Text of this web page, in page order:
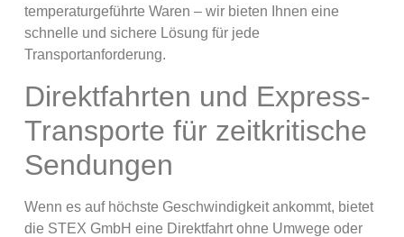
temperaturgeführte Waren – wir bieten Ihnen eine
schnelle und sichere Lösung für jede
Transportanforderung.
Direktfahrten und Express-
Transporte für zeitkritische
Sendungen
Wenn es auf höchste Geschwindigkeit ankommt, bietet
die STEX GmbH eine Direktfahrt ohne Umwege oder